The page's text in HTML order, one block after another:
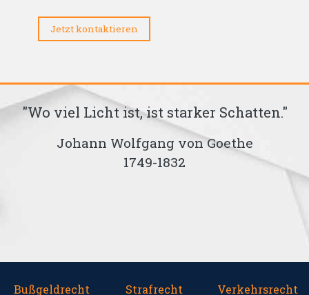
Jetzt kontaktieren
"Wo viel Licht ist, ist starker Schatten."
Johann Wolfgang von Goethe
1749-1832
Bußgeldrecht Strafrecht Verkehrsrecht